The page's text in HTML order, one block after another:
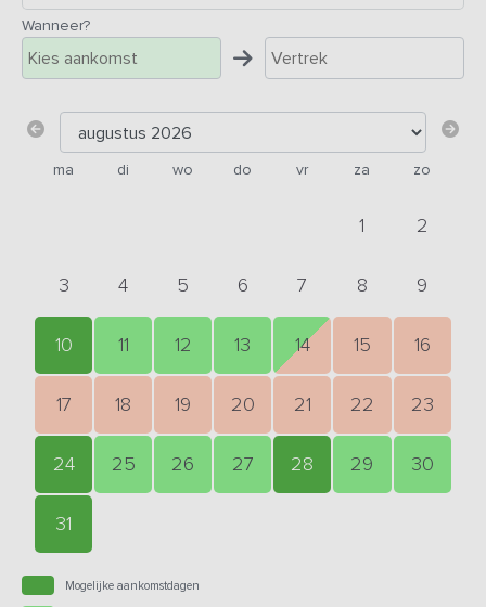
Wanneer?
ma di wo do vr za zo
1 2
3 4 5 6 7 8 9
10 11 12 13 14 15 16
17 18 19 20 21 22 23
24 25 26 27 28 29 30
31
Mogelijke aankomstdagen